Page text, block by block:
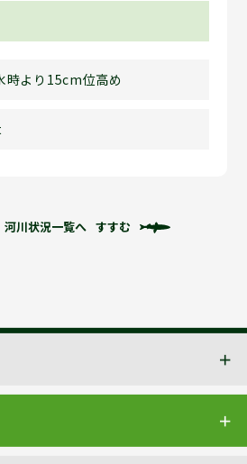
時より15cm位高め
河川状況一覧へ すすむ